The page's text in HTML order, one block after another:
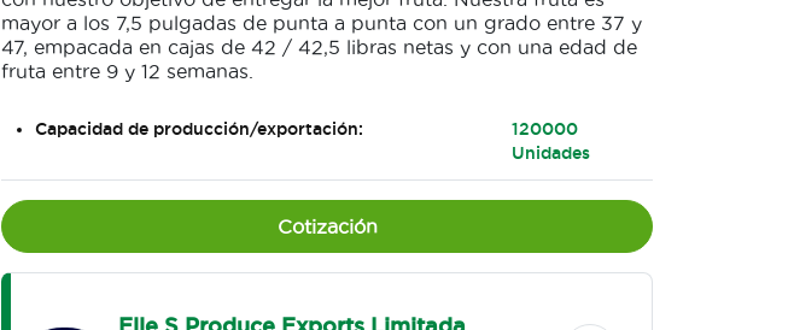
mayor a los 7,5 pulgadas de punta a punta con un grado entre 37 y
47, empacada en cajas de 42 / 42,5 libras netas y con una edad de
fruta entre 9 y 12 semanas.
Capacidad de producción/exportación:
120000
Unidades
Cotización
Elle S Produce Exports Limitada